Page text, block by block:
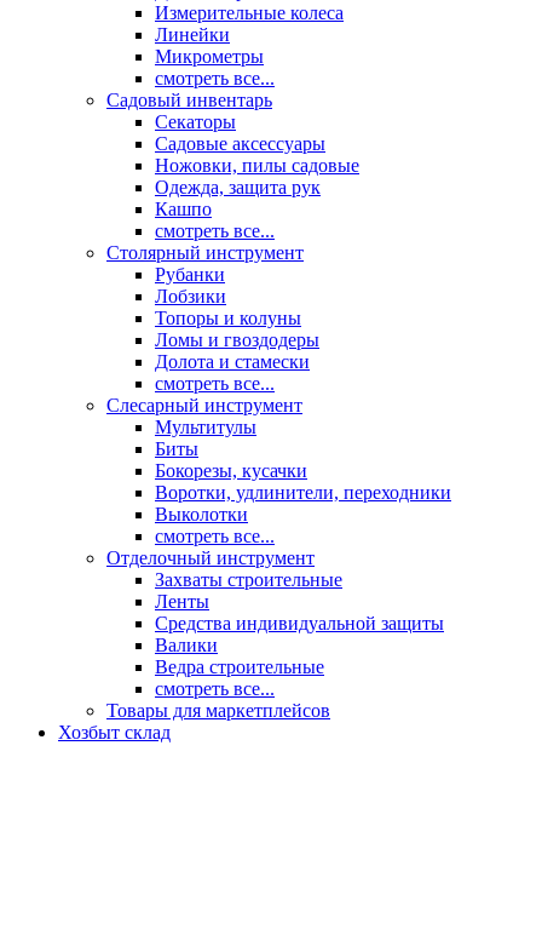
Измерительные колеса
Линейки
Микрометры
смотреть все...
Садовый инвентарь
Секаторы
Садовые аксессуары
Ножовки, пилы садовые
Одежда, защита рук
Кашпо
смотреть все...
Столярный инструмент
Рубанки
Лобзики
Топоры и колуны
Ломы и гвоздодеры
Долота и стамески
смотреть все...
Слесарный инструмент
Мультитулы
Биты
Бокорезы, кусачки
Воротки, удлинители, переходники
Выколотки
смотреть все...
Отделочный инструмент
Захваты строительные
Ленты
Средства индивидуальной защиты
Валики
Ведра строительные
смотреть все...
Товары для маркетплейсов
Хозбыт склад